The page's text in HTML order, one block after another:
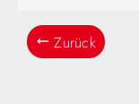
Zurück